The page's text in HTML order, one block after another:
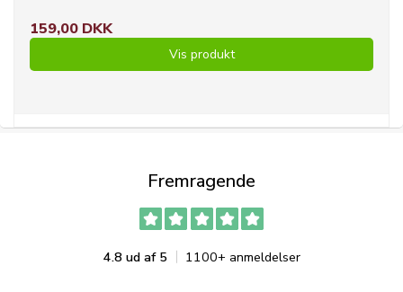
159,00 DKK
Vis produkt
Fremragende
4.8 ud af 5 1100+ anmeldelser